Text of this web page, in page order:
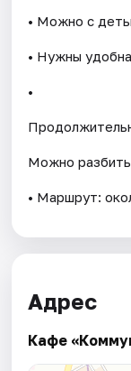
• Можно с
• Нужны
•
Можно
• Маршрут:
Адрес
Кафе